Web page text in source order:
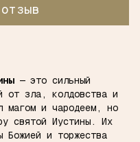
— это сильный
от зла, колдовства и
магом и чародеем, но
святой Иустины. Их
Божией и торжества